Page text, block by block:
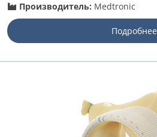
Производитель: Medtronic
Подробнее